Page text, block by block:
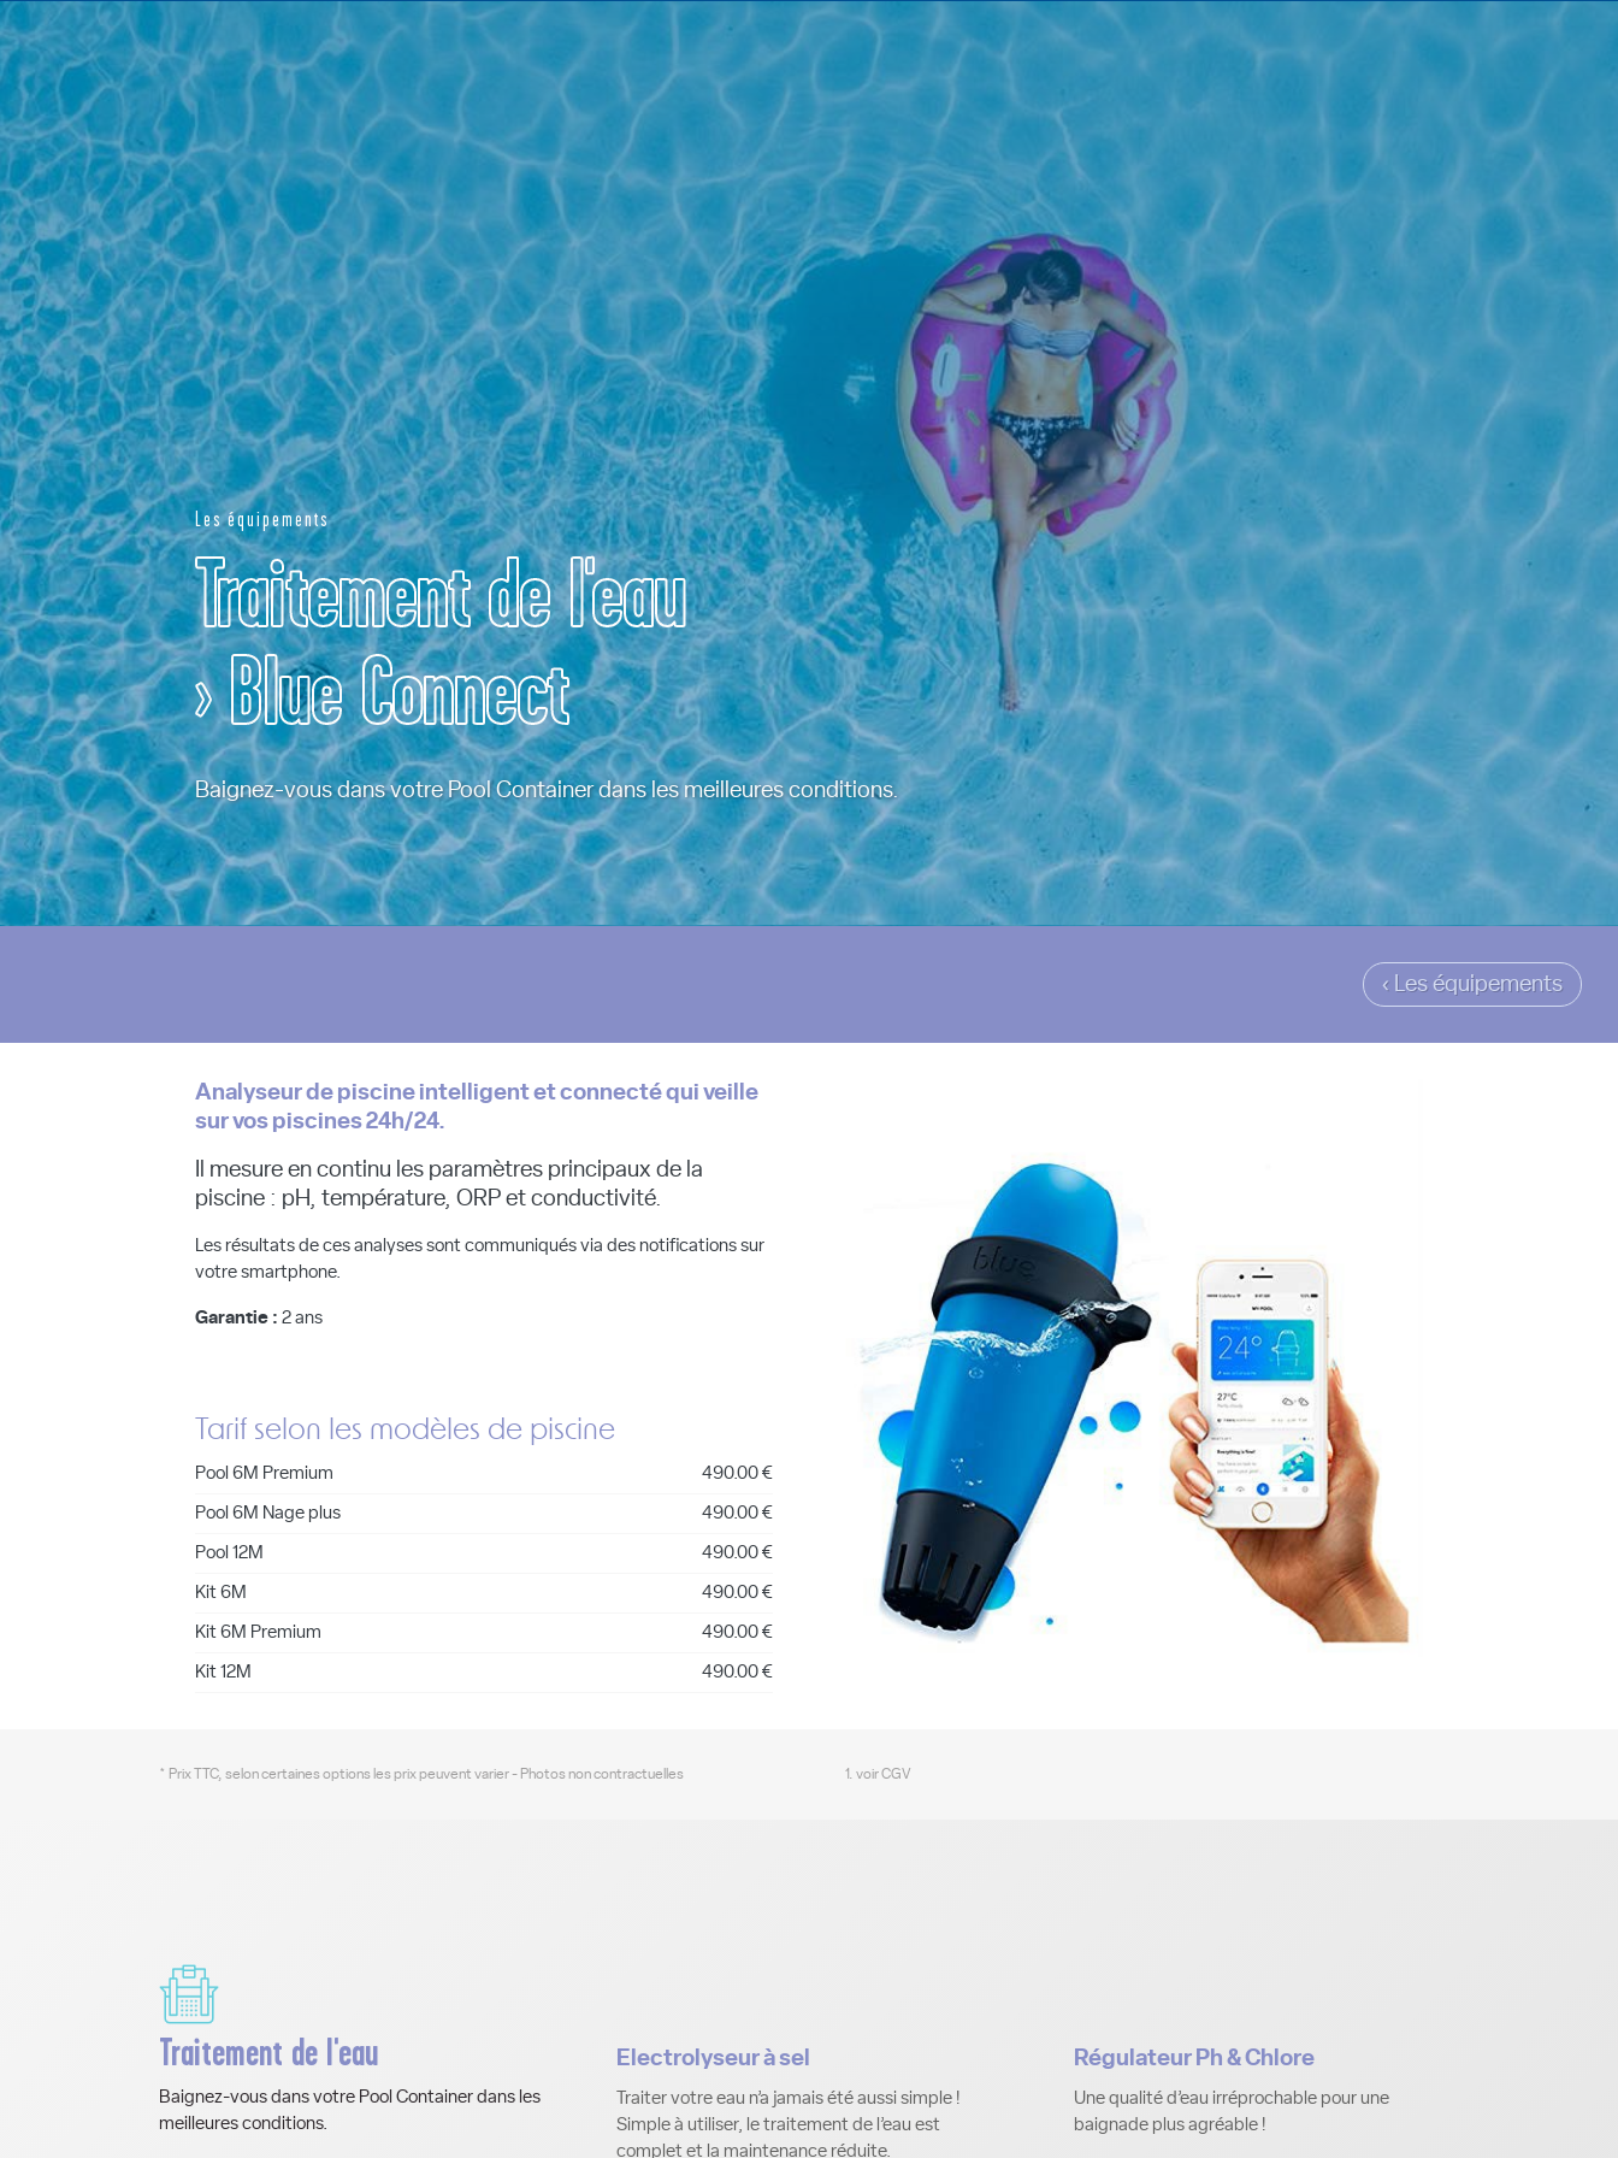
Les équipements
Traitement de l'eau
› Blue Connect
Baignez-vous dans votre Pool Container dans les meilleures conditions.
‹ Les équipements
Analyseur de piscine intelligent et connecté qui veille
sur vos piscines 24h/24.
Il mesure en continu les paramètres principaux de la
piscine : pH, température, ORP et conductivité.
Les résultats de ces analyses sont communiqués via des notifications sur
votre smartphone.
Garantie : 2 ans
Tarif selon les modèles de piscine
Pool 6M Premium 490.00 €
Pool 6M Nage plus 490.00 €
Pool 12M 490.00 €
Kit 6M 490.00 €
Kit 6M Premium 490.00 €
Kit 12M 490.00 €
* Prix TTC, selon certaines options les prix peuvent varier - Photos non contractuelles 1. voir CGV
Traitement de l'eau
Baignez-vous dans votre Pool Container dans les
meilleures conditions.
Electrolyseur à sel
Traiter votre eau n’a jamais été aussi simple !
Simple à utiliser, le traitement de l’eau est
complet et la maintenance réduite.
Régulateur Ph & Chlore
Une qualité d’eau irréprochable pour une
baignade plus agréable !